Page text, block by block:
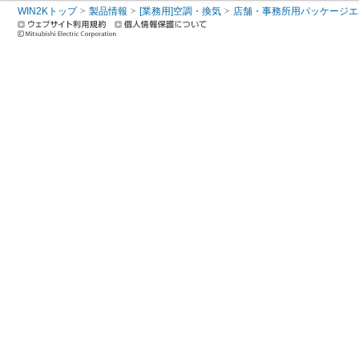
WIN2Kトップ 製品情報 [業務用]空調・換気 店舗・事務所用パッケージ